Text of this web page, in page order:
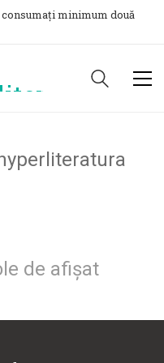
minimum două
de afișat